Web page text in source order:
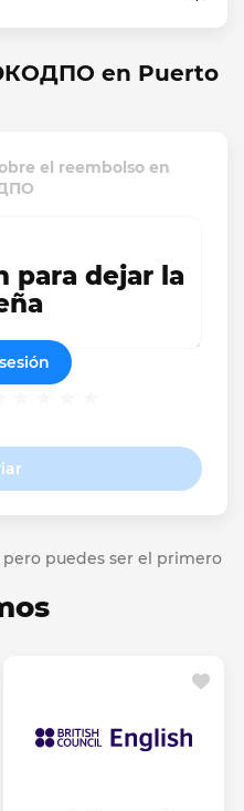
en Puerto
el reembolso en
para dejar la
pero puedes ser el primero